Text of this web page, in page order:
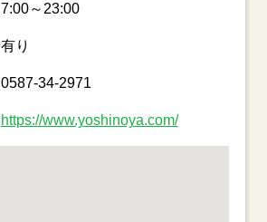
7:00～23:00
有り
0587-34-2971
https://www.yoshinoya.com/